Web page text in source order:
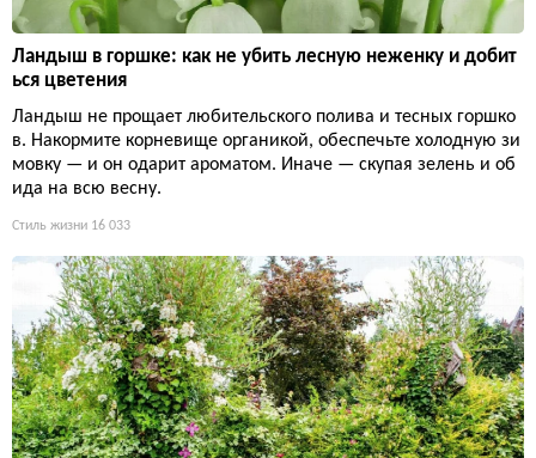
Ландыш в горшке: как не убить лесную неженку и добит
ься цветения
Ландыш не прощает любительского полива и тесных горшко
в. Накормите корневище органикой, обеспечьте холодную зи
мовку — и он одарит ароматом. Иначе — скупая зелень и об
ида на всю весну.
Стиль жизни 16 033